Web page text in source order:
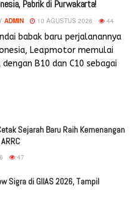
Pabrik di Purwakarta!
ADMIN 10 AGUSTUS 2026 44
babak baru perjalanannya
Leapmotor memulai
B10 dan C10 sebagai
Sejarah Baru Raih Kemenangan
47
Sigra di GIIAS 2026, Tampil